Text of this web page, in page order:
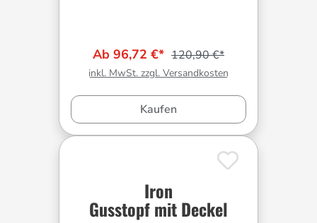
Ab 96,72 €* 120,90 €*
inkl. MwSt. zzgl. Versandkosten
Kaufen
Iron
Gusstopf mit Deckel